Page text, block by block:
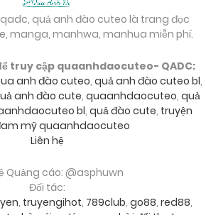
quả anh đào cuteo là trang đọc
manga, manhwa, manhua miễn phí.
truy cập quaanhdaocuteo- QADC:
anh đào cuteo, quả anh đào cuteo bl,
anh đào cute, quaanhdaocuteo, quả
bl, quả đào cute, truyện
mỹ quaanhdaocuteo
Liên hệ
Quảng cáo: @asphuwn
Đối tác:
, truyengihot, 789club, go88, red88,
nhà cái uy tín game bài đổi thưởng